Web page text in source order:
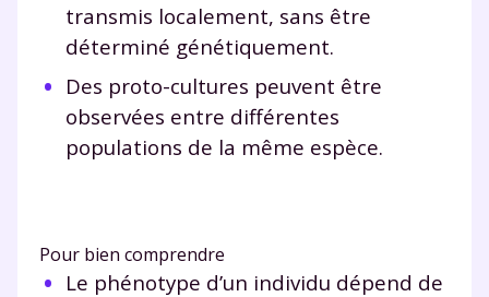
transmis localement, sans être
déterminé génétiquement.
Des proto-cultures peuvent être
observées entre différentes
populations de la même espèce.
Pour bien comprendre
Le phénotype d’un individu dépend de